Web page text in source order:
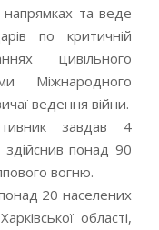
та веде
по критичній
цивільного
Міжнародного
ведення війни.
завдав 4
здійснив понад 90
вогню.
20 населених
області,